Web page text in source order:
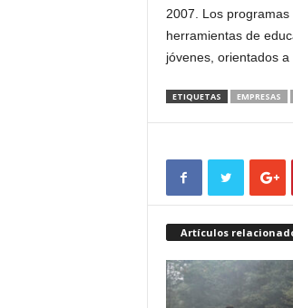
2007. Los
herramientas de
jóvenes, orientados
ETIQUETAS EMPRESAS
Artículos